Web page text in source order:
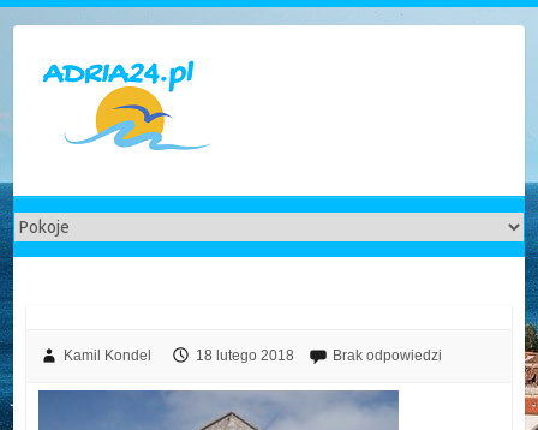
content
Kamil Kondel 18 lutego 2018 Brak odpowiedzi